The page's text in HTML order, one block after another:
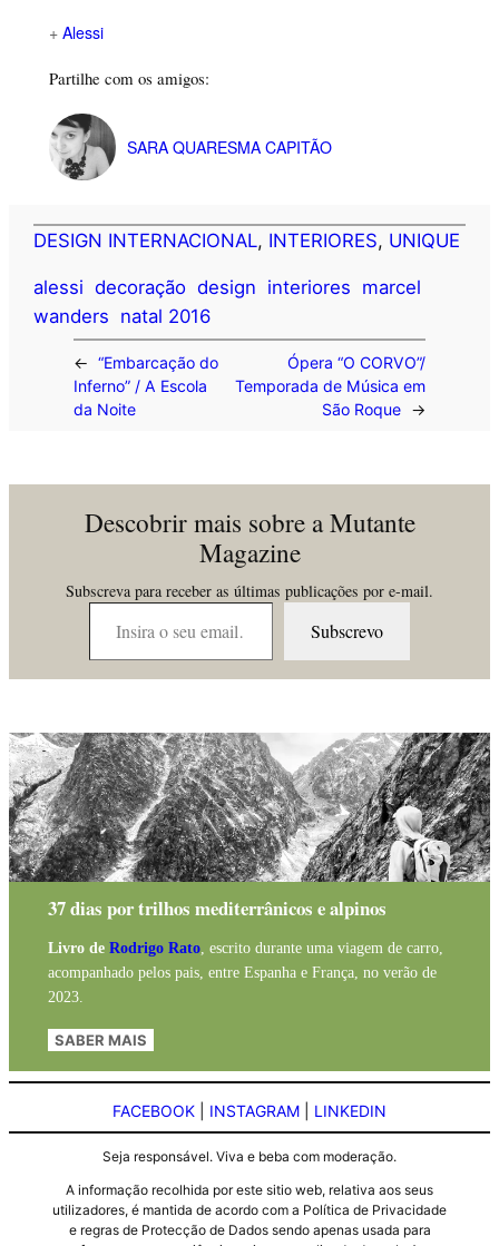
+ Alessi
Partilhe com os amigos:
SARA QUARESMA CAPITÃO
DESIGN INTERNACIONAL, INTERIORES, UNIQUE
alessi decoração design interiores marcel
wanders natal 2016
←
“Embarcação do
Inferno” / A Escola
da Noite
Ópera “O CORVO”/
Temporada de Música em
São Roque
→
Descobrir mais sobre a Mutante
Magazine
Subscreva para receber as últimas publicações por e-mail.
Insira o seu email…
Subscrevo
37 dias por trilhos mediterrânicos e alpinos
Livro de Rodrigo Rato, escrito durante uma viagem de carro,
acompanhado pelos pais, entre Espanha e França, no verão de
2023.
SABER MAIS
FACEBOOK INSTAGRAM LINKEDIN
Seja responsável. Viva e beba com moderação.
A informação recolhida por este sitio web, relativa aos seus
utilizadores, é mantida de acordo com a Política de Privacidade
e regras de Protecção de Dados sendo apenas usada para